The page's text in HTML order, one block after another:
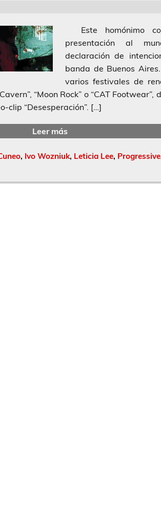
Este homónimo
presentación al
declaración de
banda de Buenos
varios festivales de
“Moon Rock” o “CAT
clip “Desesperación”. […]
Leer más
, Ivo Wozniuk, Leticia Lee, Progressive